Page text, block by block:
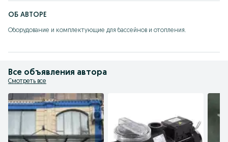
ОБ АВТОРЕ
Оборудование и комплектующие для бассейнов и отопления.
Все объявления автора
Смотреть все